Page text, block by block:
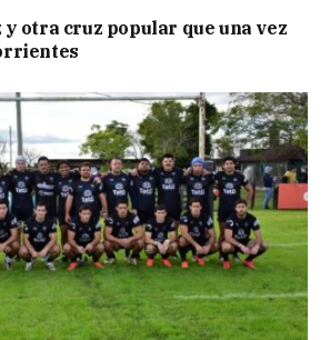
y otra cruz popular que una vez